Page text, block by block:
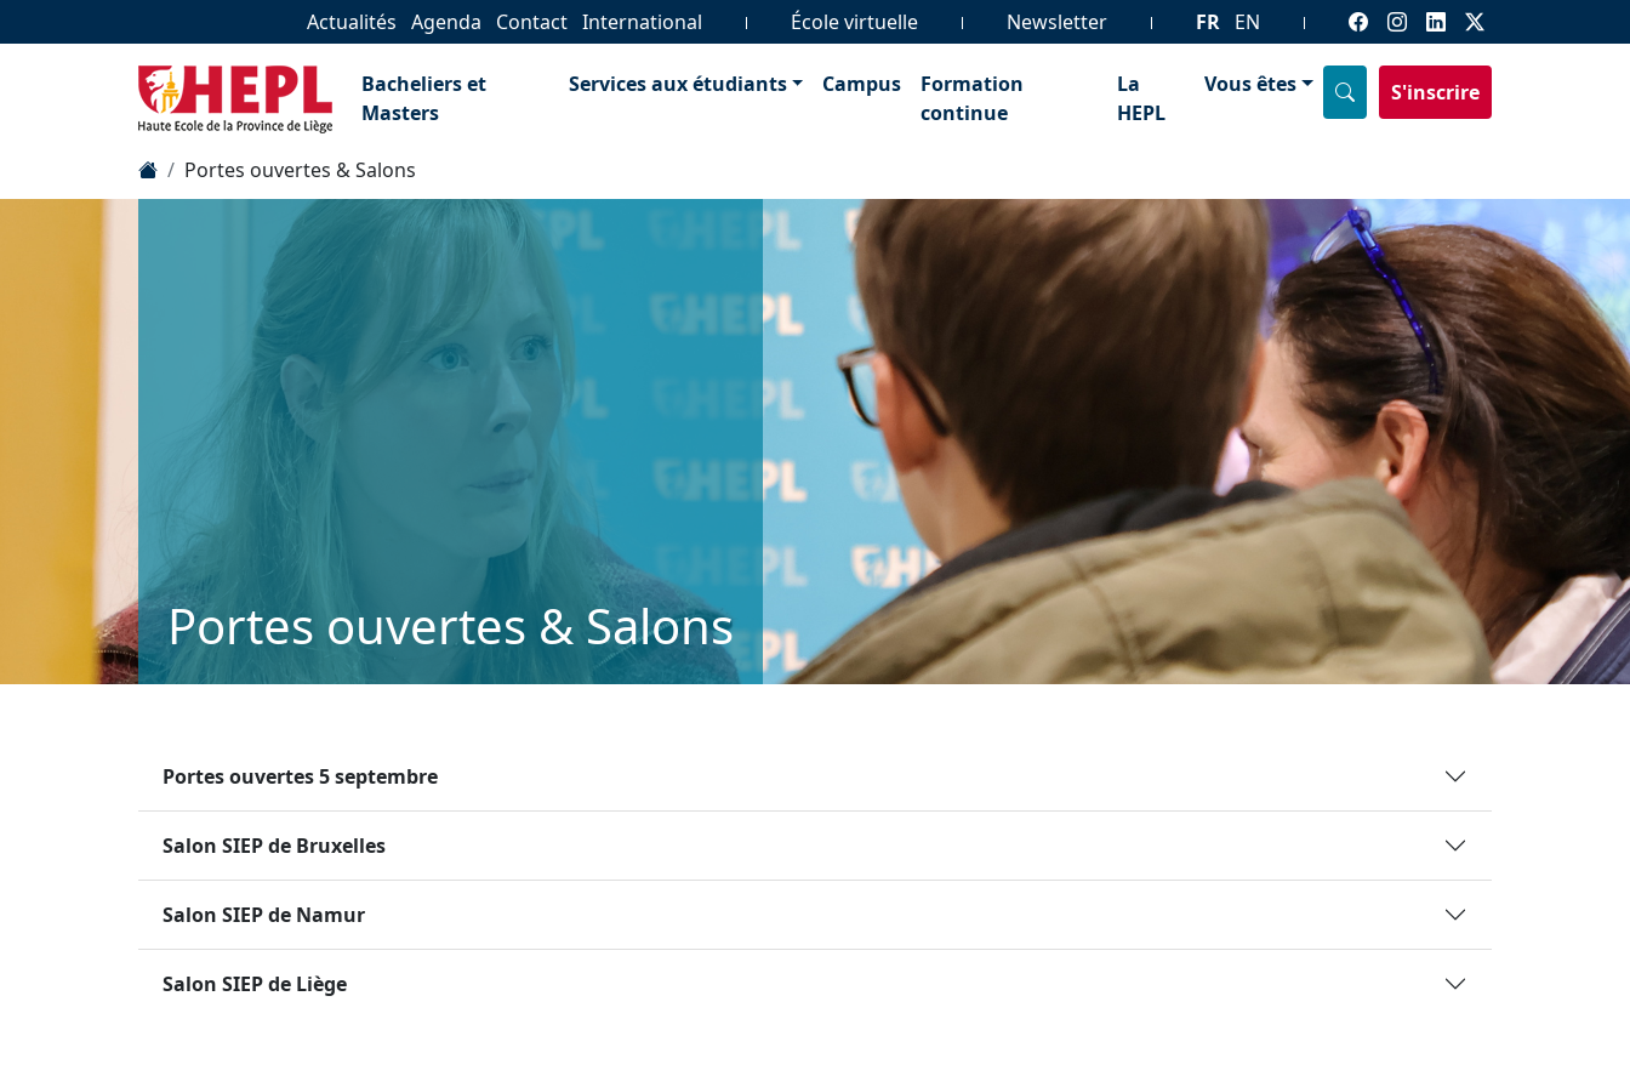
Actualités Agenda Contact International École virtuelle Newsletter FR EN
Bacheliers et
Masters
Services aux étudiants Campus
Formation
continue
La
HEPL
Vous êtes S'inscrire
Portes ouvertes & Salons
Portes ouvertes & Salons
Portes ouvertes 5 septembre
Salon SIEP de Bruxelles
Salon SIEP de Namur
Salon SIEP de Liège